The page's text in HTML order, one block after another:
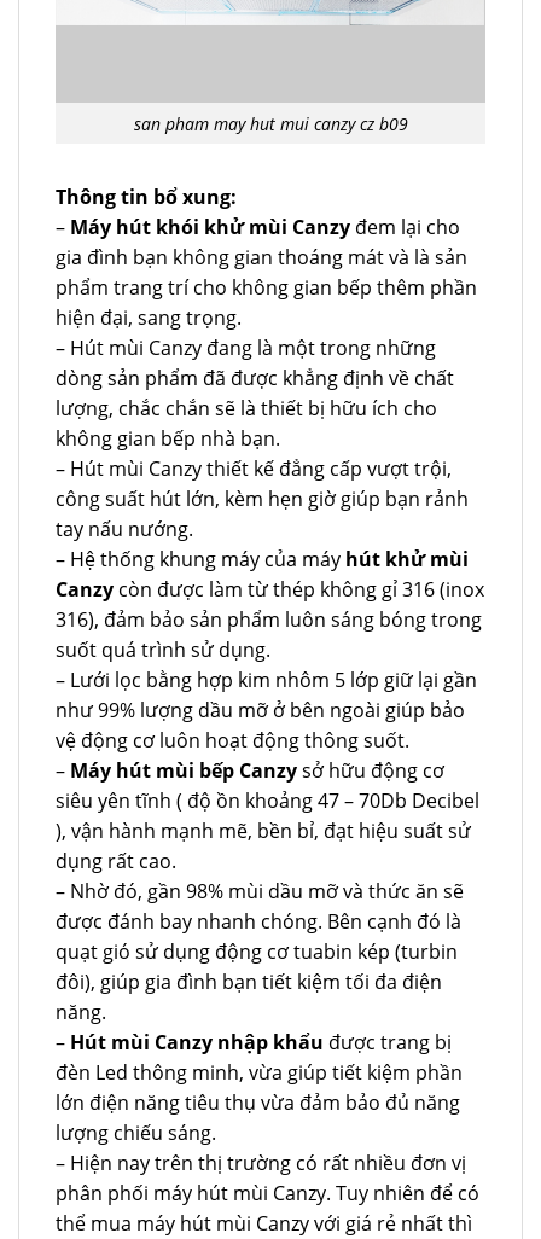
san pham may hut mui canzy cz b09
Thông tin bổ xung:
– Máy hút khói khử mùi Canzy đem lại cho
gia đình bạn không gian thoáng mát và là sản
phẩm trang trí cho không gian bếp thêm phần
hiện đại, sang trọng.
– Hút mùi Canzy đang là một trong những
dòng sản phẩm đã được khẳng định về chất
lượng, chắc chắn sẽ là thiết bị hữu ích cho
không gian bếp nhà bạn.
– Hút mùi Canzy thiết kế đẳng cấp vượt trội,
công suất hút lớn, kèm hẹn giờ giúp bạn rảnh
tay nấu nướng.
– Hệ thống khung máy của máy hút khử mùi
Canzy còn được làm từ thép không gỉ 316 (inox
316), đảm bảo sản phẩm luôn sáng bóng trong
suốt quá trình sử dụng.
– Lưới lọc bằng hợp kim nhôm 5 lớp giữ lại gần
như 99% lượng dầu mỡ ở bên ngoài giúp bảo
vệ động cơ luôn hoạt động thông suốt.
– Máy hút mùi bếp Canzysở hữu động cơ
siêu yên tĩnh ( độ ồn khoảng 47 – 70Db Decibel
), vận hành mạnh mẽ, bền bỉ, đạt hiệu suất sử
dụng rất cao.
– Nhờ đó, gần 98% mùi dầu mỡ và thức ăn sẽ
được đánh bay nhanh chóng. Bên cạnh đó là
quạt gió sử dụng động cơ tuabin kép (turbin
đôi), giúp gia đình bạn tiết kiệm tối đa điện
năng.
– Hút mùi Canzy nhập khẩu được trang bị
đèn Led thông minh, vừa giúp tiết kiệm phần
lớn điện năng tiêu thụ vừa đảm bảo đủ năng
lượng chiếu sáng.
– Hiện nay trên thị trường có rất nhiều đơn vị
phân phối máy hút mùi Canzy. Tuy nhiên để có
thể mua máy hút mùi Canzy với giá rẻ nhất thì